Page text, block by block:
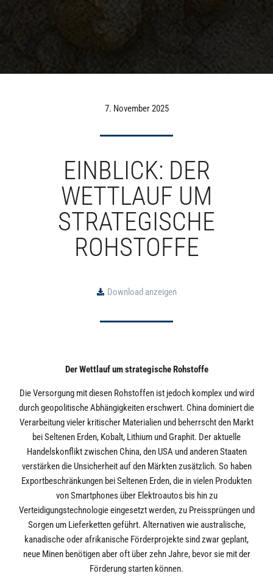
7. November 2025
EINBLICK: DER
WETTLAUF UM
STRATEGISCHE
ROHSTOFFE
Download anzeigen
Der Wettlauf um strategische Rohstoffe
Die Versorgung mit diesen Rohstoffen ist jedoch komplex und wird
durch geopolitische Abhängigkeiten erschwert. China dominiert die
Verarbeitung vieler kritischer Materialien und beherrscht den Markt
bei Seltenen Erden, Kobalt, Lithium und Graphit. Der aktuelle
Handelskonflikt zwischen China, den USA und anderen Staaten
verstärken die Unsicherheit auf den Märkten zusätzlich. So haben
Exportbeschränkungen bei Seltenen Erden, die in vielen Produkten
von Smartphones über Elektroautos bis hin zu
Verteidigungstechnologie eingesetzt werden, zu Preissprüngen und
Sorgen um Lieferketten geführt. Alternativen wie australische,
kanadische oder afrikanische Förderprojekte sind zwar geplant,
neue Minen benötigen aber oft über zehn Jahre, bevor sie mit der
Förderung starten können.